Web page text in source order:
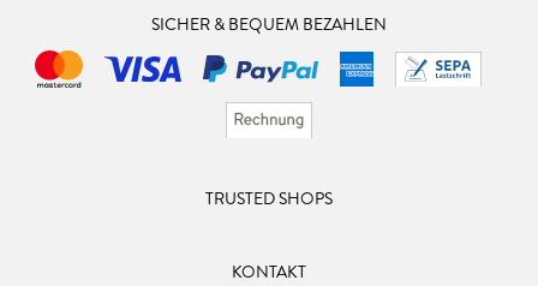
SICHER & BEQUEM BEZAHLEN
TRUSTED SHOPS
KONTAKT